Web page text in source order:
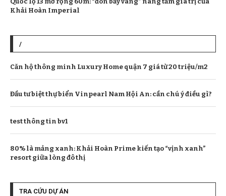
Khải Hoàn Imperial
/
Căn hộ thông minh Luxury Home quận 7 giá từ 20 triệu/m2
Đầu tư biệt thự biển Vinpearl Nam Hội An: cần chú ý điều gì?
test thông tin bv1
80% là mảng xanh: Khải Hoàn Prime kiến tạo “vịnh xanh”
resort giữa lòng đô thị
TRA CỨU DỰ ÁN